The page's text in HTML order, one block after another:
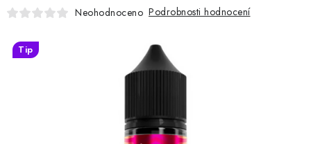
BÁZE
E-LIQUIDY
Neohodnoceno Podrobnosti hodnocení
Tip